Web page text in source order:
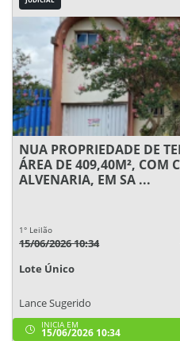
NUA PROPRIEDADE DE
ÁREA DE 409,40M², COM
ALVENARIA, EM SA ...
1° Leilão
15/06/2026 10:34
Lote Único
Lance Sugerido
INICIA EM
15/06/2026 10:34